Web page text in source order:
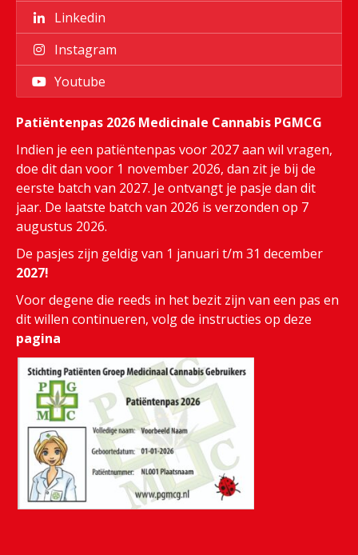
Linkedin
Instagram
Youtube
Patiëntenpas 2026 Medicinale Cannabis PGMCG
Indien je een patiëntenpas voor 2027 aan wil vragen,
doe dit dan voor 1 november 2026, dan zit je bij de
eerste batch van 2027. Je ontvangt je pasje dan dit
jaar. De laatste batch van 2026 is verzonden op 7
augustus 2026.
De pasjes zijn geldig van 1 januari t/m 31 december
2027!
Voor degene die reeds in het bezit zijn van een pas en
dit willen continueren, volg de instructies op deze
pagina